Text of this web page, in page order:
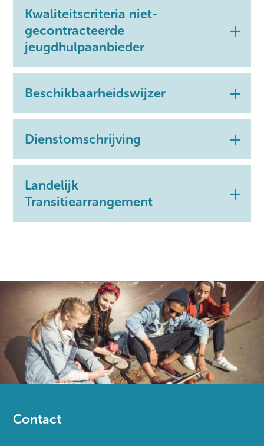
Kwaliteitscriteria niet-
gecontracteerde
jeugdhulpaanbieder
Beschikbaarheidswijzer
Dienstomschrijving
Landelijk
Transitiearrangement
Contact